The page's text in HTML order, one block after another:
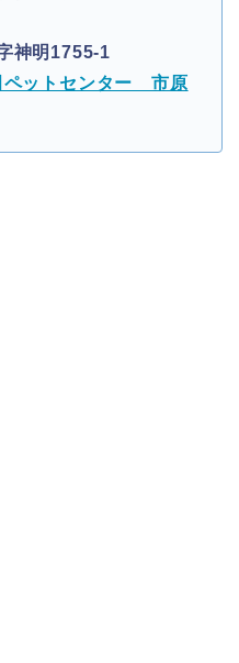
神明1755-1
ペットセンター 市原